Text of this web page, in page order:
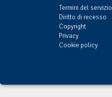
Termini del servizio
Diritto di recesso
Copyright
Privacy
Cookie policy